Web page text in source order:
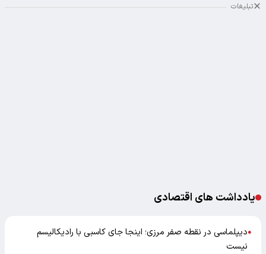
تبلیغات
یادداشت های اقتصادی
●دیپلماسی در نقطه صفر مرزی؛ اینجا جای کاسبی با رادیکالیسم
نیست